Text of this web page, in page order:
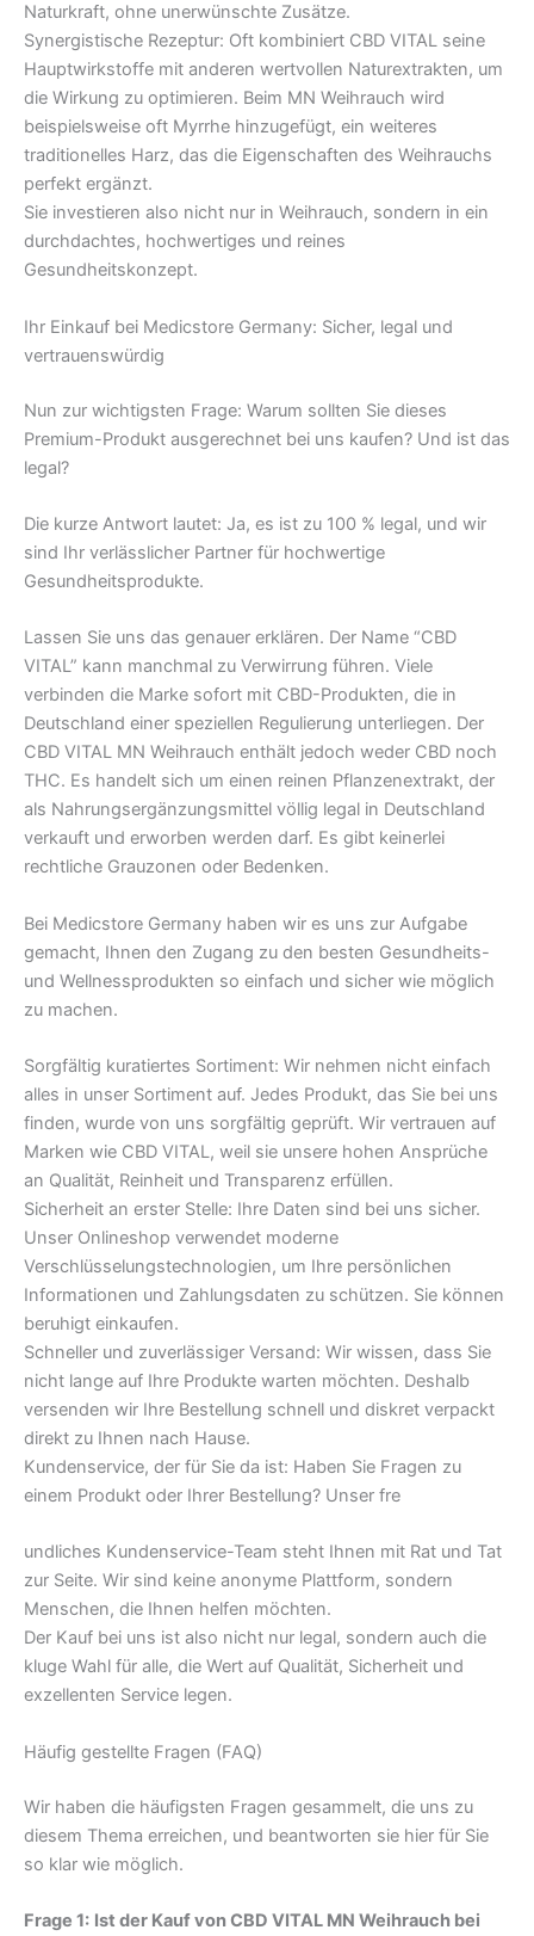
Naturkraft, ohne unerwünschte Zusätze.
Synergistische Rezeptur: Oft kombiniert CBD VITAL seine
Hauptwirkstoffe mit anderen wertvollen Naturextrakten, um
die Wirkung zu optimieren. Beim MN Weihrauch wird
beispielsweise oft Myrrhe hinzugefügt, ein weiteres
traditionelles Harz, das die Eigenschaften des Weihrauchs
perfekt ergänzt.
Sie investieren also nicht nur in Weihrauch, sondern in ein
durchdachtes, hochwertiges und reines
Gesundheitskonzept.
Ihr Einkauf bei Medicstore Germany: Sicher, legal und
vertrauenswürdig
Nun zur wichtigsten Frage: Warum sollten Sie dieses
Premium-Produkt ausgerechnet bei uns kaufen? Und ist das
legal?
Die kurze Antwort lautet: Ja, es ist zu 100 % legal, und wir
sind Ihr verlässlicher Partner für hochwertige
Gesundheitsprodukte.
Lassen Sie uns das genauer erklären. Der Name “CBD
VITAL” kann manchmal zu Verwirrung führen. Viele
verbinden die Marke sofort mit CBD-Produkten, die in
Deutschland einer speziellen Regulierung unterliegen. Der
CBD VITAL MN Weihrauch enthält jedoch weder CBD noch
THC. Es handelt sich um einen reinen Pflanzenextrakt, der
als Nahrungsergänzungsmittel völlig legal in Deutschland
verkauft und erworben werden darf. Es gibt keinerlei
rechtliche Grauzonen oder Bedenken.
Bei Medicstore Germany haben wir es uns zur Aufgabe
gemacht, Ihnen den Zugang zu den besten Gesundheits-
und Wellnessprodukten so einfach und sicher wie möglich
zu machen.
Sorgfältig kuratiertes Sortiment: Wir nehmen nicht einfach
alles in unser Sortiment auf. Jedes Produkt, das Sie bei uns
finden, wurde von uns sorgfältig geprüft. Wir vertrauen auf
Marken wie CBD VITAL, weil sie unsere hohen Ansprüche
an Qualität, Reinheit und Transparenz erfüllen.
Sicherheit an erster Stelle: Ihre Daten sind bei uns sicher.
Unser Onlineshop verwendet moderne
Verschlüsselungstechnologien, um Ihre persönlichen
Informationen und Zahlungsdaten zu schützen. Sie können
beruhigt einkaufen.
Schneller und zuverlässiger Versand: Wir wissen, dass Sie
nicht lange auf Ihre Produkte warten möchten. Deshalb
versenden wir Ihre Bestellung schnell und diskret verpackt
direkt zu Ihnen nach Hause.
Kundenservice, der für Sie da ist: Haben Sie Fragen zu
einem Produkt oder Ihrer Bestellung? Unser fre
undliches Kundenservice-Team steht Ihnen mit Rat und Tat
zur Seite. Wir sind keine anonyme Plattform, sondern
Menschen, die Ihnen helfen möchten.
Der Kauf bei uns ist also nicht nur legal, sondern auch die
kluge Wahl für alle, die Wert auf Qualität, Sicherheit und
exzellenten Service legen.
Häufig gestellte Fragen (FAQ)
Wir haben die häufigsten Fragen gesammelt, die uns zu
diesem Thema erreichen, und beantworten sie hier für Sie
so klar wie möglich.
Frage 1: Ist der Kauf von CBD VITAL MN Weihrauch bei